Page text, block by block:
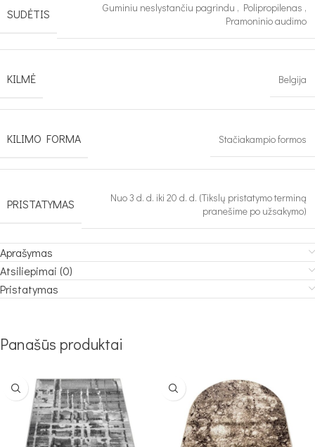
SUDĖTIS Guminiu neslystančiu pagrindu , Polipropilenas ,
Pramoninio audimo
KILMĖ Belgija
KILIMO FORMA Stačiakampio formos
PRISTATYMAS
Nuo 3 d. d. iki 20 d. d. (Tikslų pristatymo terminą
pranešime po užsakymo)
Aprašymas
Atsiliepimai (0)
Pristatymas
Panašūs produktai